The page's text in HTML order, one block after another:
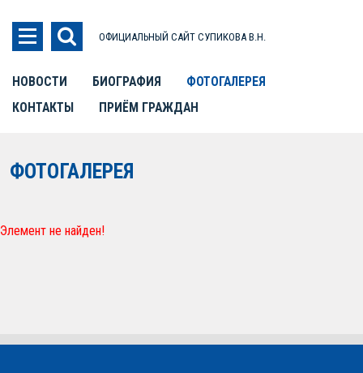
ОФИЦИАЛЬНЫЙ САЙТ СУПИКОВА В.Н.
НОВОСТИ БИОГРАФИЯ
ФОТОГАЛЕРЕЯ
КОНТАКТЫ
ПРИЁМ ГРАЖДАН
ФОТОГАЛЕРЕЯ
Элемент не найден!